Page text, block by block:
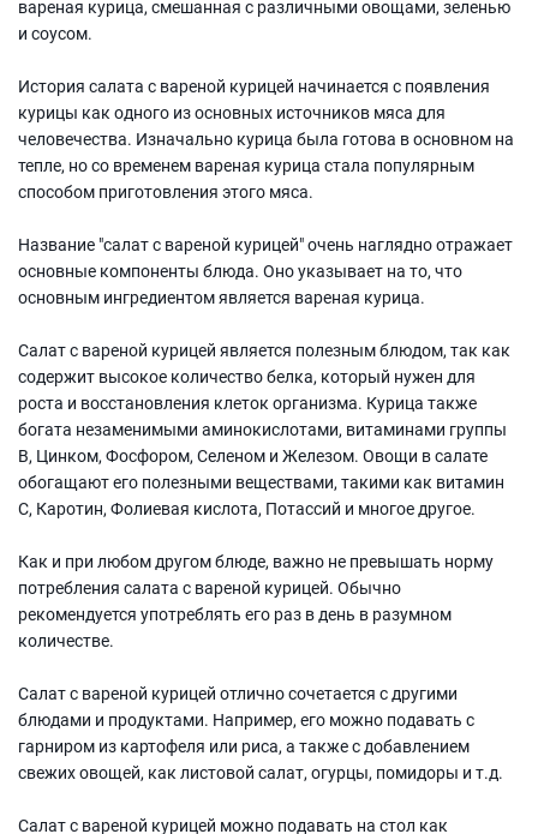
вареная курица, смешанная с различными овощами, зеленью
и соусом.
История салата с вареной курицей начинается с появления
курицы как одного из основных источников мяса для
человечества. Изначально курица была готова в основном на
тепле, но со временем вареная курица стала популярным
способом приготовления этого мяса.
Название "салат с вареной курицей" очень наглядно отражает
основные компоненты блюда. Оно указывает на то, что
основным ингредиентом является вареная курица.
Салат с вареной курицей является полезным блюдом, так как
содержит высокое количество белка, который нужен для
роста и восстановления клеток организма. Курица также
богата незаменимыми аминокислотами, витаминами группы
В, Цинком, Фосфором, Селеном и Железом. Овощи в салате
обогащают его полезными веществами, такими как витамин
С, Каротин, Фолиевая кислота, Потассий и многое другое.
Как и при любом другом блюде, важно не превышать норму
потребления салата с вареной курицей. Обычно
рекомендуется употреблять его раз в день в разумном
количестве.
Салат с вареной курицей отлично сочетается с другими
блюдами и продуктами. Например, его можно подавать с
гарниром из картофеля или риса, а также с добавлением
свежих овощей, как листовой салат, огурцы, помидоры и т.д.
Салат с вареной курицей можно подавать на стол как